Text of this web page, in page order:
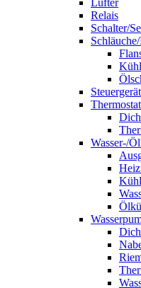
Lüfter
Relais
Schalter/
Steuergerät
Wasser-/